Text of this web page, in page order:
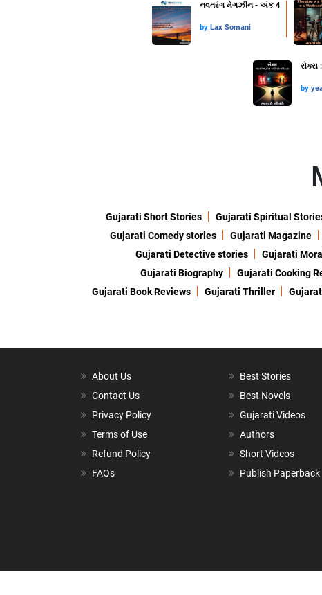
નવતરંગ મેગઝીન - અંક 4
by Lax Somani
સેક્સ :
by
Gujarati Short Stories Gujarati Spiritual
Gujarati Comedy stories
Gujarati Magazine
Gujarati Detective stories
Gujarati
Gujarati Biography
Gujarati Cooking
Gujarati Book Reviews
Gujarati Thriller
About Us
Contact Us
Privacy Policy
Terms of Use
Refund Policy
FAQs
Best Stories
Best Novels
Gujarati Videos
Authors
Short Videos
Publish Paperback